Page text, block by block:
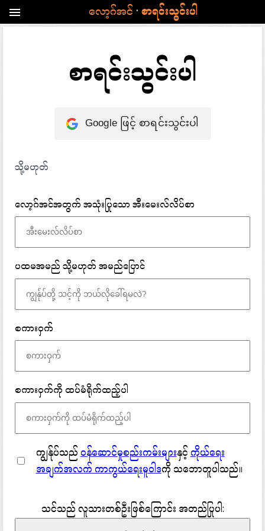
menu လော့ဂ်အင် · စာရင်းသွင်းပါ
စာရင်းသွင်းပါ
Google ဖြင့် စာရင်းသွင်းပါ
သို့မဟုတ်
လော့ဂ်အင်အတွက် အသုံးပြုသော အီးမေးလ်လိပ်စာ
ပထမအမည် သို့မဟုတ် အမည်ပြောင်
စကားဝှက်
စကားဝှက်ကို ထပ်မံရိုက်ထည့်ပါ
ကျွန်ုပ်သည် ဝန်ဆောင်မှုစည်းကမ်းများနှင့် ကိုယ်ရေး
အချက်အလက် ကာကွယ်ရေးမူဝါဒကို သဘောတူပါသည်။
သင်သည် လူသားတစ်ဦးဖြစ်ကြောင်း အတည်ပြုပါ: